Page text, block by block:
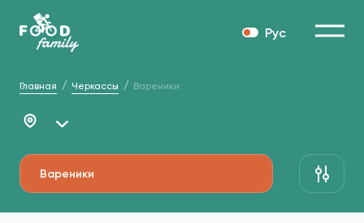
Рус
Главная Черкассы Вареники
Вареники